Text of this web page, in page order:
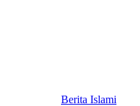
Berita Islami